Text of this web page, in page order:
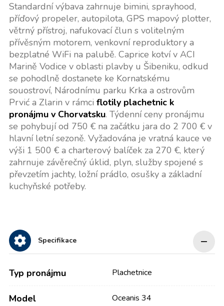
Standardní výbava zahrnuje bimini, sprayhood,
příďový propeler, autopilota, GPS mapový plotter,
větrný přístroj, nafukovací člun s volitelným
přívěsným motorem, venkovní reproduktory a
bezplatné WiFi na palubě. Caprice kotví v ACI
Marině Vodice v oblasti plavby u Šibeniku, odkud
se pohodlně dostanete ke Kornatskému
souostroví, Národnímu parku Krka a ostrovům
Prvić a Zlarin v rámci flotily plachetnic k
pronájmu v Chorvatsku. Týdenní ceny pronájmu
se pohybují od 750 € na začátku jara do 2 700 € v
hlavní letní sezoně. Vyžadována je vratná kauce ve
výši 1 500 € a charterový balíček za 270 €, který
zahrnuje závěrečný úklid, plyn, služby spojené s
převzetím jachty, ložní prádlo, osušky a základní
kuchyňské potřeby.
Specifikace
Typ pronájmu Plachetnice
Model Oceanis 34